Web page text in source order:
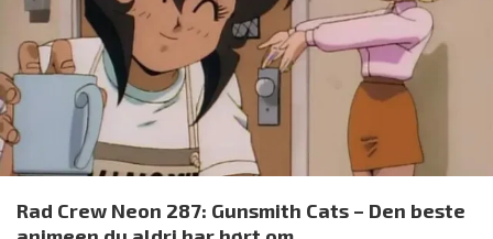
Rad Crew Neon 287: Gunsmith Cats – Den beste